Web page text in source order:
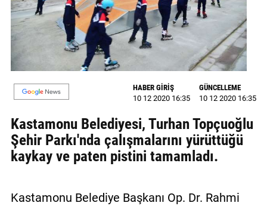
GALERİ
VİDEO
YAZARLAR
BİZE
Künye
İletişim
Sözleşmesi
HABER GİRİŞ
10 12 2020 16:35
GÜNCELLEME
10 12 2020 16:35
Kastamonu Belediyesi, Turhan Topçuoğlu
Şehir Parkı'nda çalışmalarını yürüttüğü
kaykay ve paten pistini tamamladı.
Kastamonu Belediye Başkanı Op. Dr. Rahmi